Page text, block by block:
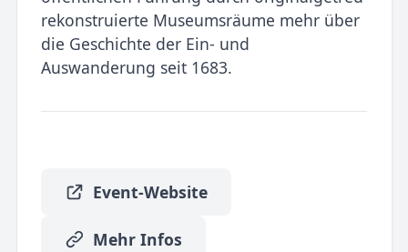
rekonstruierte Museumsräume mehr über
die Geschichte der Ein- und
Auswanderung seit 1683.
Event-Website
Mehr Infos